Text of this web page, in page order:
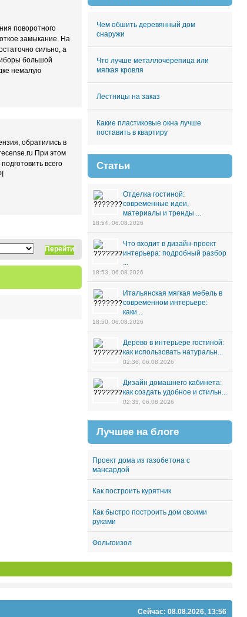
поворотного
замыкание. На
сильно, а
большой
немалую
обратились в
При этом
всего
Перейти
Чем обшить деревянный дом
снаружи
Что лучше металлочерепица или
мягкая кровля
Лестницы на заказ
Какие пластиковые окна лучше
поставить в квартиру
Статьи
Отделка гостиной:
современные идеи,
материалы и тренды ...
18:54, 06.08.2026
Что входит в дизайн-проект
интерьера: подробный разбор
...
18:53, 06.08.2026
Итальянская мягкая мебель в
современном интерьере:
каки...
18:50, 06.08.2026
Дерево в интерьере гостиной:
как использовать натуральн...
02:36, 06.08.2026
Дизайн домашнего кабинета:
как создать удобное и стильн...
02:35, 06.08.2026
Лучшее на блоге
Проект дома из газобетона с
мансардой
Как построить курятник
Как быстро построить дом своими
руками
Фольгоизол
Сейчас: 08.08.2026, 13:56